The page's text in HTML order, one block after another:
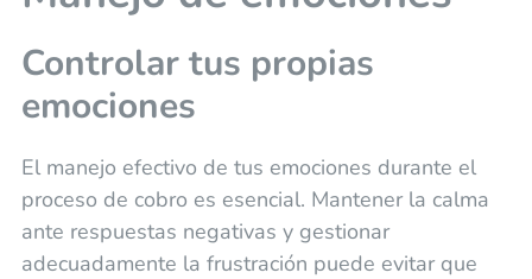
Controlar tus propias
emociones
El manejo efectivo de tus emociones durante el
proceso de cobro es esencial. Mantener la calma
ante respuestas negativas y gestionar
adecuadamente la frustración puede evitar que